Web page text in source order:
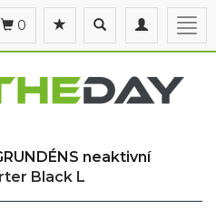
Toggle
navigation
Toggle
search
0
neaktivní
Black L